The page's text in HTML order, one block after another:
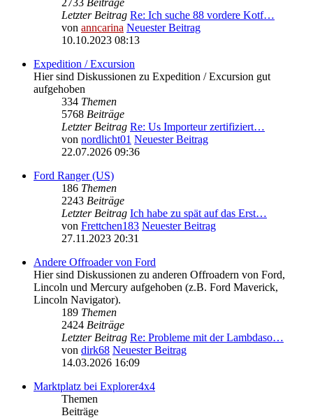
2733 Beiträge
Letzter Beitrag Re: Ich suche 88 vordere Kotf…
von anncarina Neuester Beitrag
10.10.2023 08:13
Expedition / Excursion
Hier sind Diskussionen zu Expedition / Excursion gut
aufgehoben
334 Themen
5768 Beiträge
Letzter Beitrag Re: Us Importeur zertifiziert…
von nordlicht01 Neuester Beitrag
22.07.2026 09:36
Ford Ranger (US)
186 Themen
2243 Beiträge
Letzter Beitrag Ich habe zu spät auf das Erst…
von Frettchen183 Neuester Beitrag
27.11.2023 20:31
Andere Offroader von Ford
Hier sind Diskussionen zu anderen Offroadern von Ford,
Lincoln und Mercury aufgehoben (z.B. Ford Maverick,
Lincoln Navigator).
189 Themen
2424 Beiträge
Letzter Beitrag Re: Probleme mit der Lambdaso…
von dirk68 Neuester Beitrag
14.03.2026 16:09
Marktplatz bei Explorer4x4
Themen
Beiträge